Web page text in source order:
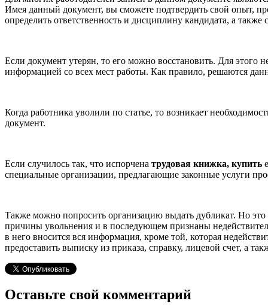
Имея данный документ, вы сможете подтвердить свой опыт,
определить ответственность и дисциплину кандидата, а также
Если документ утерян, то его можно восстановить. Для этого
информацией со всех мест работы. Как правило, решаются
Когда работника уволили по статье, то возникает
документ.
Если случилось так, что испорчена трудовая книжка, купить
специальные организации, предлагающие законные услуги
Также можно попросить организацию выдать дубликат. Но
причины увольнения и в последующем признаны
в него вносится вся информация, кроме той, которая
предоставить выписку из приказа, справку, лицевой счет, а
Оставьте свой комментарий